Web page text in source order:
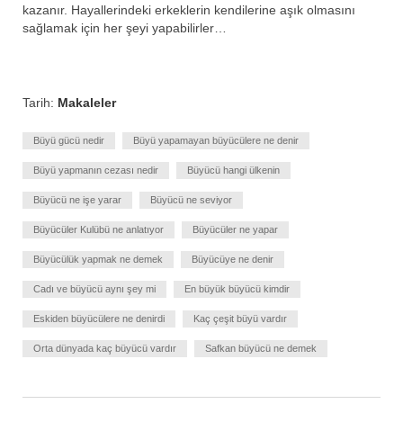
kazanır. Hayallerindeki erkeklerin kendilerine aşık olmasını
sağlamak için her şeyi yapabilirler…
Tarih: Makaleler
Büyü gücü nedir Büyü yapamayan büyücülere ne denir
Büyü yapmanın cezası nedir Büyücü hangi ülkenin
Büyücü ne işe yarar Büyücü ne seviyor
Büyücüler Kulübü ne anlatıyor Büyücüler ne yapar
Büyücülük yapmak ne demek Büyücüye ne denir
Cadı ve büyücü aynı şey mi En büyük büyücü kimdir
Eskiden büyücülere ne denirdi Kaç çeşit büyü vardır
Orta dünyada kaç büyücü vardır Safkan büyücü ne demek